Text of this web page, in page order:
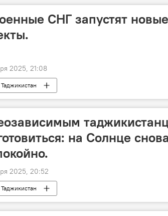
СНГ запустят
2025, 21:08
на Солнце снова
2025, 20:52